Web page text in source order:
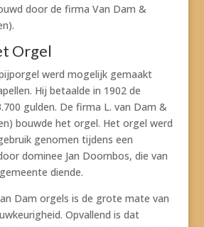
door de firma Van Dam &
Orgel
werd mogelijk gemaakt
Hij betaalde in 1902 de
gulden. De firma L. van Dam &
bouwde het orgel. Het orgel werd
genomen tijdens een
dominee Jan Doornbos, die van
diende.
Dam orgels is de grote mate van
Opvallend is dat